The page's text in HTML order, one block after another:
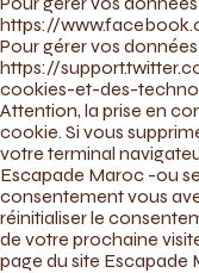
https://
Pour gérer vos données
https://
cookies-et-des-
Attention, la prise en
cookie. Si vous
votre terminal
Escapade Maroc -ou
consentement vous
réinitialiser le
de votre prochaine
page du site Escapade